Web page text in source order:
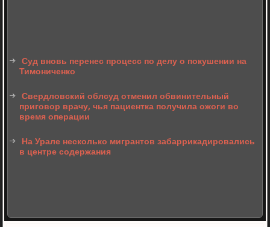
Суд вновь перенес процесс по делу о покушении на
Тимониченко
Свердловский облсуд отменил обвинительный
приговор врачу, чья пациентка получила ожоги во
время операции
На Урале несколько мигрантов забаррикадировались
в центре содержания